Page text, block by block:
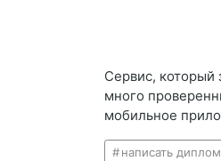
Сервис, который
много
мобильное
написать